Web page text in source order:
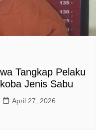
Tangkap Pelaku
Jenis Sabu
April 27, 2026